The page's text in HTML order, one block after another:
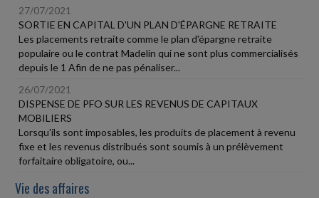
27/07/2021
SORTIE EN CAPITAL D'UN PLAN D'ÉPARGNE RETRAITE
Les placements retraite comme le plan d'épargne retraite
populaire ou le contrat Madelin qui ne sont plus commercialisés
depuis le 1 Afin de ne pas pénaliser...
26/07/2021
DISPENSE DE PFO SUR LES REVENUS DE CAPITAUX
MOBILIERS
Lorsqu'ils sont imposables, les produits de placement à revenu
fixe et les revenus distribués sont soumis à un prélèvement
forfaitaire obligatoire, ou...
Vie des affaires